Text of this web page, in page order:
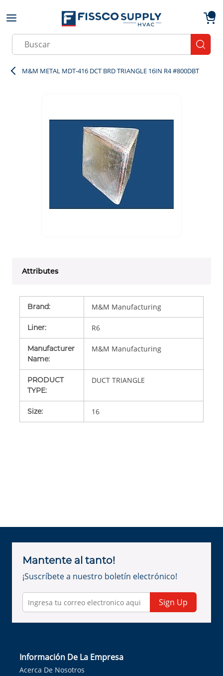
Skip to main content
Site Search
M&M METAL MDT-416 DCT BRD TRIANGLE 16IN R4 #800DBT
Attributes
Brand: M&M Manufacturing
Liner: R6
Manufacturer
Name:
M&M Manufacturing
PRODUCT
TYPE:
DUCT TRIANGLE
Size: 16
Mantente al tanto!
¡Suscríbete a nuestro boletín electrónico!
Sign Up
Información De La Empresa
Acerca De Nosotros